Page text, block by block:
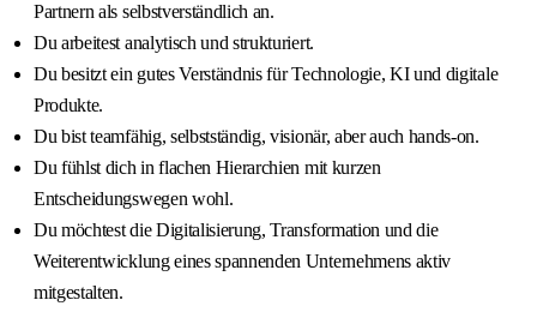
Partnern als selbstverständlich an.
Du arbeitest analytisch und strukturiert.
Du besitzt ein gutes Verständnis für Technologie, KI und digitale
Produkte.
Du bist teamfähig, selbstständig, visionär, aber auch hands-on.
Du fühlst dich in flachen Hierarchien mit kurzen
Entscheidungswegen wohl.
Du möchtest die Digitalisierung, Transformation und die
Weiterentwicklung eines spannenden Unternehmens aktiv
mitgestalten.